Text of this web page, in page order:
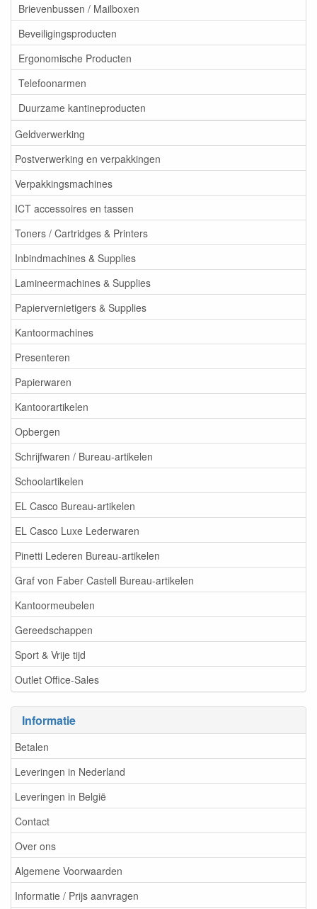
Brievenbussen / Mailboxen
Beveiligingsproducten
Ergonomische Producten
Telefoonarmen
Duurzame kantineproducten
Geldverwerking
Postverwerking en verpakkingen
Verpakkingsmachines
ICT accessoires en tassen
Toners / Cartridges & Printers
Inbindmachines & Supplies
Lamineermachines & Supplies
Papiervernietigers & Supplies
Kantoormachines
Presenteren
Papierwaren
Kantoorartikelen
Opbergen
Schrijfwaren / Bureau-artikelen
Schoolartikelen
EL Casco Bureau-artikelen
EL Casco Luxe Lederwaren
Pinetti Lederen Bureau-artikelen
Graf von Faber Castell Bureau-artikelen
Kantoormeubelen
Gereedschappen
Sport & Vrije tijd
Outlet Office-Sales
Informatie
Betalen
Leveringen in Nederland
Leveringen in België
Contact
Over ons
Algemene Voorwaarden
Informatie / Prijs aanvragen